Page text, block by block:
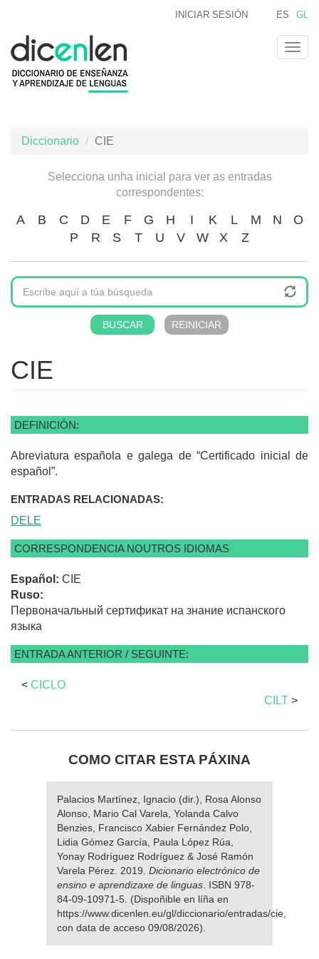
contido
principal
ES GL
INICIAR SESIÓN
Diccionario CIE
Selecciona unha inicial para ver as entradas
correspondentes:
A B C D E F G H I K L M N
O
P
R S T U V W X Z
CIE
DEFINICIÓN:
Abreviatura española e galega de “Certificado inicial de
español”.
ENTRADAS RELACIONADAS:
DELE
CORRESPONDENCIA NOUTROS IDIOMAS
Español: CIE
Ruso:
Первоначальный сертификат на знание испанского
языка
ENTRADA ANTERIOR / SEGUINTE:
< CICLO
CILT >
COMO CITAR ESTA PÁXINA
Palacios Martínez, Ignacio (dir.), Rosa Alonso
Alonso, Mario Cal Varela, Yolanda Calvo
Benzies, Francisco Xabier Fernández Polo,
Lidia Gómez García, Paula López Rúa,
Yonay Rodríguez Rodríguez & José Ramón
Varela Pérez. 2019. Dicionario electrónico de
ensino e aprendizaxe de linguas . ISBN 978-
84-09-10971-5. (Dispoñible en líña en
https://www.dicenlen.eu/gl/diccionario/entradas/cie,
con data de acceso 09/08/2026).